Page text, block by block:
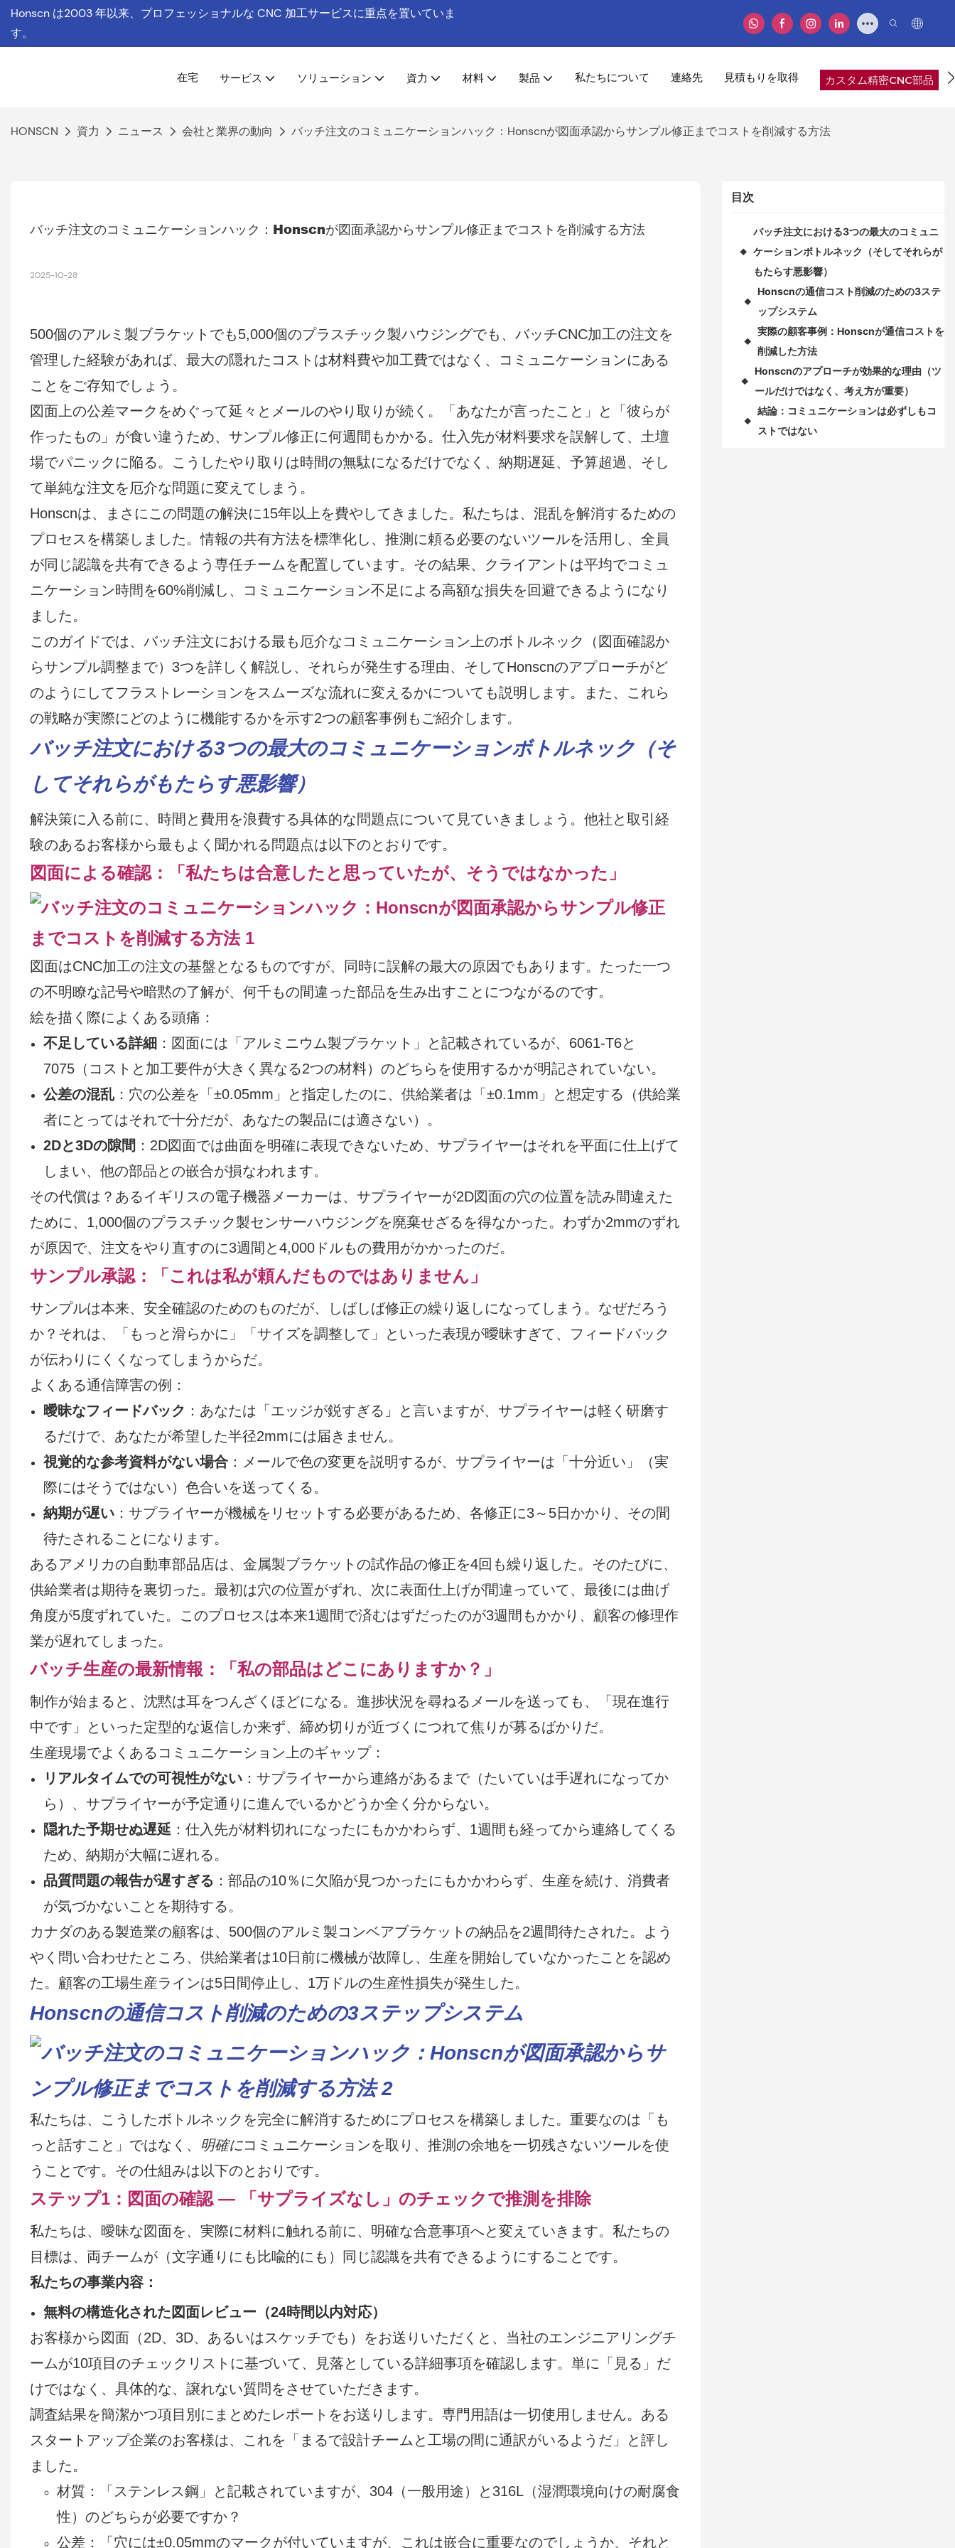
Honscn は2003 年以来、プロフェッショナルな CNC 加工サービスに重点を置いていま
す。
在宅 サービス ソリューション 資力 材料 製品 私たちについて 連絡先 見積もりを取得 カスタム精密CNC部品
HONSCN 資力 ニュース 会社と業界の動向 バッチ注文のコミュニケーションハック：Honscnが図面承認からサンプル修正までコストを削減する方法
バッチ注文のコミュニケーションハック：Honscnが図面承認からサンプル修正までコストを削減する方法
2025-10-28
500個のアルミ製ブラケットでも5,000個のプラスチック製ハウジングでも、バッチCNC加工の注文を
管理した経験があれば、最大の隠れたコストは材料費や加工費ではなく、コミュニケーションにある
ことをご存知でしょう。
図面上の公差マークをめぐって延々とメールのやり取りが続く。「あなたが言ったこと」と「彼らが
作ったもの」が食い違うため、サンプル修正に何週間もかかる。仕入先が材料要求を誤解して、土壇
場でパニックに陥る。こうしたやり取りは時間の無駄になるだけでなく、納期遅延、予算超過、そし
て単純な注文を厄介な問題に変えてしまう。
Honscnは、まさにこの問題の解決に15年以上を費やしてきました。私たちは、混乱を解消するための
プロセスを構築しました。情報の共有方法を標準化し、推測に頼る必要のないツールを活用し、全員
が同じ認識を共有できるよう専任チームを配置しています。その結果、クライアントは平均でコミュ
ニケーション時間を60%削減し、コミュニケーション不足による高額な損失を回避できるようになり
ました。
このガイドでは、バッチ注文における最も厄介なコミュニケーション上のボトルネック（図面確認か
らサンプル調整まで）3つを詳しく解説し、それらが発生する理由、そしてHonscnのアプローチがど
のようにしてフラストレーションをスムーズな流れに変えるかについても説明します。また、これら
の戦略が実際にどのように機能するかを示す2つの顧客事例もご紹介します。
バッチ注文における3つの最大のコミュニケーションボトルネック（そ
してそれらがもたらす悪影響）
解決策に入る前に、時間と費用を浪費する具体的な問題点について見ていきましょう。他社と取引経
験のあるお客様から最もよく聞かれる問題点は以下のとおりです。
図面による確認：「私たちは合意したと思っていたが、そうではなかった」
図面はCNC加工の注文の基盤となるものですが、同時に誤解の最大の原因でもあります。たった一つ
の不明瞭な記号や暗黙の了解が、何千もの間違った部品を生み出すことにつながるのです。
絵を描く際によくある頭痛：
不足している詳細 ：図面には「アルミニウム製ブラケット」と記載されているが、6061-T6と
7075（コストと加工要件が大きく異なる2つの材料）のどちらを使用するかが明記されていない。
公差の混乱：穴の公差を「±0.05mm」と指定したのに、供給業者は「±0.1mm」と想定する（供給業
者にとってはそれで十分だが、あなたの製品には適さない）。
2Dと3Dの隙間 ：2D図面では曲面を明確に表現できないため、サプライヤーはそれを平面に仕上げて
しまい、他の部品との嵌合が損なわれます。
その代償は？あるイギリスの電子機器メーカーは、サプライヤーが2D図面の穴の位置を読み間違えた
ために、1,000個のプラスチック製センサーハウジングを廃棄せざるを得なかった。わずか2mmのずれ
が原因で、注文をやり直すのに3週間と4,000ドルもの費用がかかったのだ。
サンプル承認：「これは私が頼んだものではありません」
サンプルは本来、安全確認のためのものだが、しばしば修正の繰り返しになってしまう。なぜだろう
か？それは、「もっと滑らかに」「サイズを調整して」といった表現が曖昧すぎて、フィードバック
が伝わりにくくなってしまうからだ。
よくある通信障害の例：
曖昧なフィードバック ：あなたは「エッジが鋭すぎる」と言いますが、サプライヤーは軽く研磨す
るだけで、あなたが希望した半径2mmには届きません。
視覚的な参考資料がない場合 ：メールで色の変更を説明するが、サプライヤーは「十分近い」（実
際にはそうではない）色合いを送ってくる。
納期が遅い ：サプライヤーが機械をリセットする必要があるため、各修正に3～5日かかり、その間
待たされることになります。
あるアメリカの自動車部品店は、金属製ブラケットの試作品の修正を4回も繰り返した。そのたびに、
供給業者は期待を裏切った。最初は穴の位置がずれ、次に表面仕上げが間違っていて、最後には曲げ
角度が5度ずれていた。このプロセスは本来1週間で済むはずだったのが3週間もかかり、顧客の修理作
業が遅れてしまった。
バッチ生産の最新情報：「私の部品はどこにありますか？」
制作が始まると、沈黙は耳をつんざくほどになる。進捗状況を尋ねるメールを送っても、「現在進行
中です」といった定型的な返信しか来ず、締め切りが近づくにつれて焦りが募るばかりだ。
生産現場でよくあるコミュニケーション上のギャップ：
リアルタイムでの可視性がない ：サプライヤーから連絡があるまで（たいていは手遅れになってか
ら）、サプライヤーが予定通りに進んでいるかどうか全く分からない。
隠れた予期せぬ遅延 ：仕入先が材料切れになったにもかかわらず、1週間も経ってから連絡してくる
ため、納期が大幅に遅れる。
品質問題の報告が遅すぎる ：部品の10％に欠陥が見つかったにもかかわらず、生産を続け、消費者
が気づかないことを期待する。
カナダのある製造業の顧客は、500個のアルミ製コンベアブラケットの納品を2週間待たされた。よう
やく問い合わせたところ、供給業者は10日前に機械が故障し、生産を開始していなかったことを認め
た。顧客の工場生産ラインは5日間停止し、1万ドルの生産性損失が発生した。
Honscnの通信コスト削減のための3ステップシステム
私たちは、こうしたボトルネックを完全に解消するためにプロセスを構築しました。重要なのは「も
っと話すこと」ではなく、 明確にコミュニケーションを取り、推測の余地を一切残さないツールを使
うことです。その仕組みは以下のとおりです。
ステップ1：図面の確認 ― 「サプライズなし」のチェックで推測を排除
私たちは、曖昧な図面を、実際に材料に触れる前に、明確な合意事項へと変えていきます。私たちの
目標は、両チームが（文字通りにも比喩的にも）同じ認識を共有できるようにすることです。
私たちの事業内容：
無料の構造化された図面レビュー（24時間以内対応）
お客様から図面（2D、3D、あるいはスケッチでも）をお送りいただくと、当社のエンジニアリングチ
ームが10項目のチェックリストに基づいて、見落としている詳細事項を確認します。単に「見る」だ
けではなく、具体的な、譲れない質問をさせていただきます。
調査結果を簡潔かつ項目別にまとめたレポートをお送りします。専門用語は一切使用しません。ある
スタートアップ企業のお客様は、これを「まるで設計チームと工場の間に通訳がいるようだ」と評し
ました。
材質：「ステンレス鋼」と記載されていますが、304（一般用途）と316L（湿潤環境向けの耐腐食
性）のどちらが必要ですか？
公差：「穴には±0.05mmのマークが付いていますが、これは嵌合に重要なのでしょうか、それと
目次
◆
バッチ注文における3つの最大のコミュニ
ケーションボトルネック（そしてそれらが
もたらす悪影響）
◆
Honscnの通信コスト削減のための3ステ
ップシステム
◆
実際の顧客事例：Honscnが通信コストを
削減した方法
◆
Honscnのアプローチが効果的な理由（ツ
ールだけではなく、考え方が重要）
◆
結論：コミュニケーションは必ずしもコ
ストではない